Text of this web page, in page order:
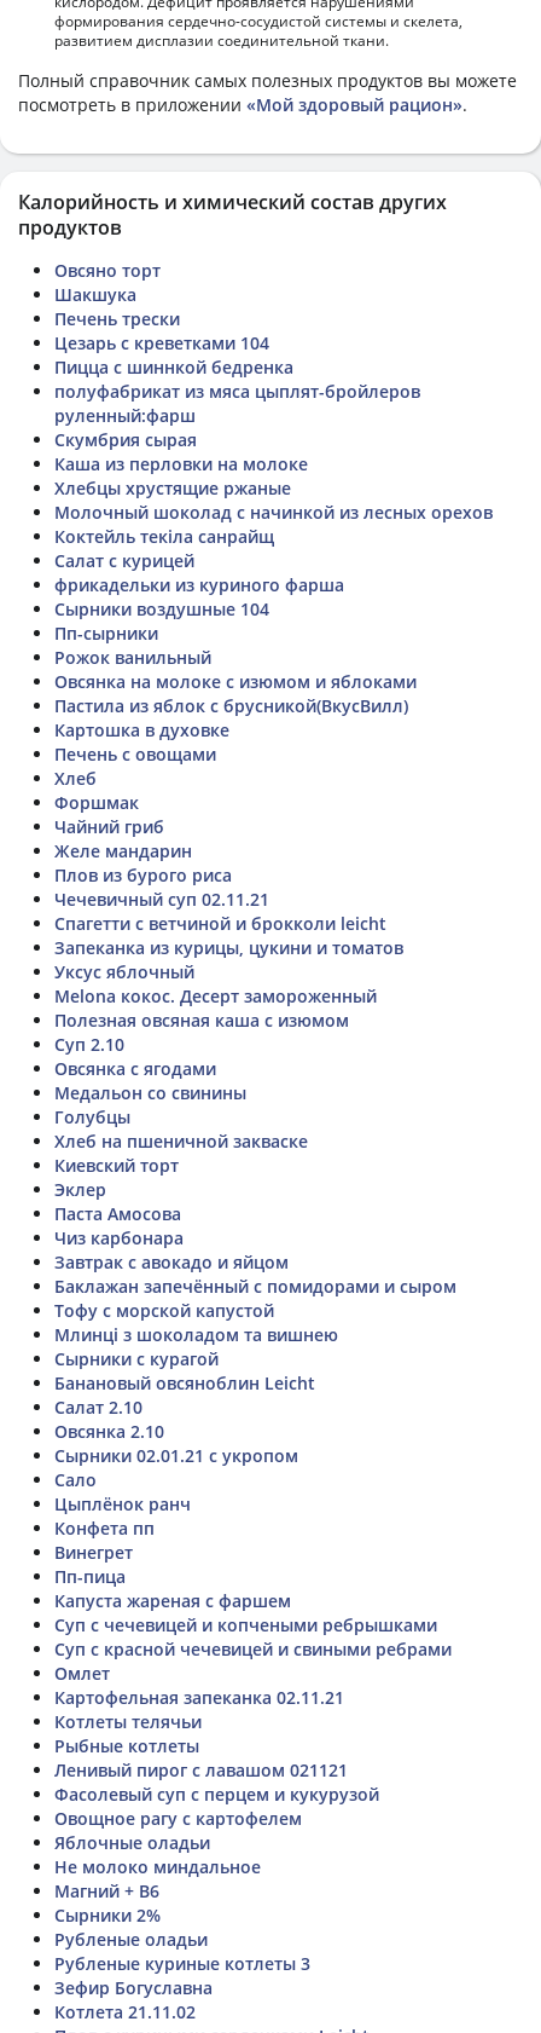
формирования сердечно-сосудистой системы и скелета,
развитием дисплазии соединительной ткани.
Полный справочник самых полезных продуктов вы можете
посмотреть в приложении «Мой здоровый рацион».
Калорийность и химический состав других
продуктов
Овсяно торт
Шакшука
Печень трески
Цезарь с креветками 104
Пицца с шиннкой бедренка
полуфабрикат из мяса цыплят-бройлеров
руленный:фарш
Скумбрия сырая
Каша из перловки на молоке
Хлебцы хрустящие ржаные
Молочный шоколад с начинкой из лесных орехов
Коктейль текіла санрайщ
Салат с курицей
фрикадельки из куриного фарша
Сырники воздушные 104
Пп-сырники
Рожок ванильный
Овсянка на молоке с изюмом и яблоками
Пастила из яблок с брусникой(ВкусВилл)
Картошка в духовке
Печень с овощами
Хлеб
Форшмак
Чайний гриб
Желе мандарин
Плов из бурого риса
Чечевичный суп 02.11.21
Спагетти с ветчиной и брокколи leicht
Запеканка из курицы, цукини и томатов
Уксус яблочный
Melona кокос. Десерт замороженный
Полезная овсяная каша с изюмом
Суп 2.10
Овсянка с ягодами
Медальон со свинины
Голубцы
Хлеб на пшеничной закваске
Киевский торт
Эклер
Паста Амосова
Чиз карбонара
Завтрак с авокадо и яйцом
Баклажан запечённый с помидорами и сыром
Тофу с морской капустой
Млинці з шоколадом та вишнею
Сырники с курагой
Банановый овсяноблин Leicht
Салат 2.10
Овсянка 2.10
Сырники 02.01.21 с укропом
Сало
Цыплёнок ранч
Конфета пп
Винегрет
Пп-пица
Капуста жареная с фаршем
Суп с чечевицей и копчеными ребрышками
Суп с красной чечевицей и свиными ребрами
Омлет
Картофельная запеканка 02.11.21
Котлеты телячьи
Рыбные котлеты
Ленивый пирог с лавашом 021121
Фасолевый суп с перцем и кукурузой
Овощное рагу с картофелем
Яблочные оладьи
Не молоко миндальное
Магний + В6
Сырники 2%
Рубленые оладьи
Рубленые куриные котлеты 3
Зефир Богуславна
Котлета 21.11.02